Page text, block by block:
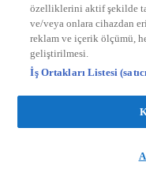
özelliklerini aktif şekilde
ve/veya onlara cihazdan
reklam ve içerik ölçümü,
geliştirilmesi.
İş Ortakları Listesi